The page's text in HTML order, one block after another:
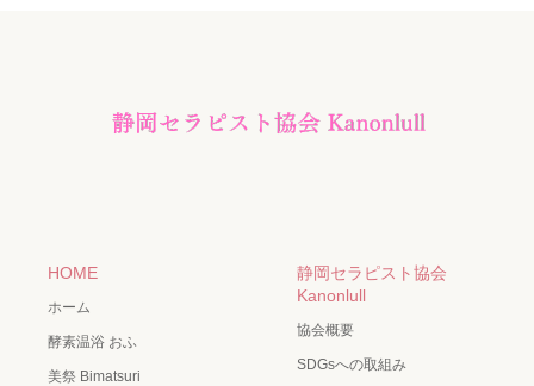
HOME
ホーム
酵素温浴 おふ
美祭 Bimatsuri
静岡セラピスト協会
Kanonlull
協会概要
SDGsへの取組み